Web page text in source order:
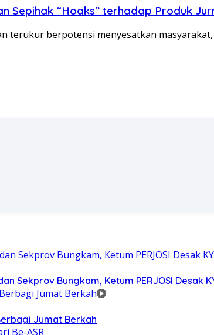
Sepihak “Hoaks” terhadap Produk
terukur berpotensi menyesatkan
Sekprov Bungkam, Ketum PERJOSI Desak
Jumat Berkah